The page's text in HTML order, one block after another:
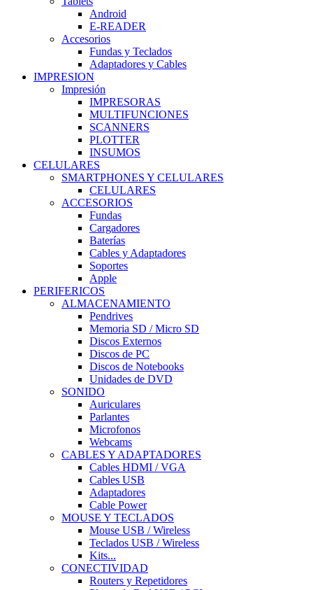
Android
E-READER
Accesorios
Fundas y Teclados
Adaptadores y Cables
IMPRESION
Impresión
IMPRESORAS
MULTIFUNCIONES
SCANNERS
PLOTTER
INSUMOS
CELULARES
SMARTPHONES Y CELULARES
CELULARES
ACCESORIOS
Fundas
Cargadores
Baterías
Cables y Adaptadores
Soportes
Apple
PERIFERICOS
ALMACENAMIENTO
Pendrives
Memoria SD / Micro SD
Discos Externos
Discos de PC
Discos de Notebooks
Unidades de DVD
SONIDO
Auriculares
Parlantes
Microfonos
Webcams
CABLES Y ADAPTADORES
Cables HDMI / VGA
Cables USB
Adaptadores
Cable Power
MOUSE Y TECLADOS
Mouse USB / Wireless
Teclados USB / Wireless
Kits...
CONECTIVIDAD
Routers y Repetidores